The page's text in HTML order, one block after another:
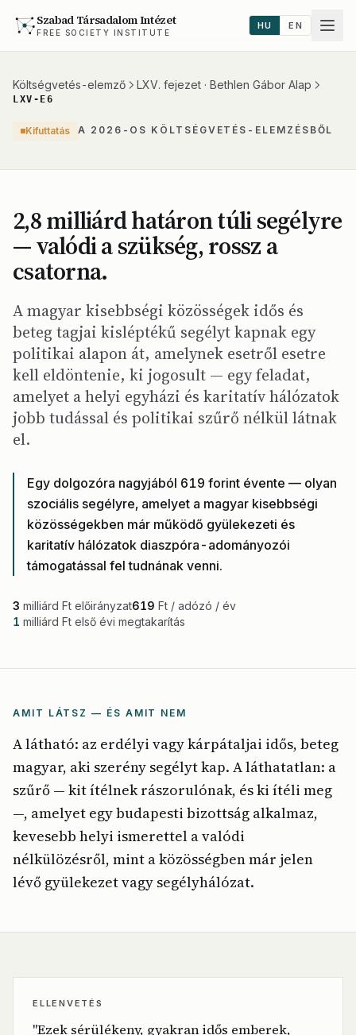
Szabad Társadalom Intézet
FREE SOCIETY INSTITUTE
HU EN
Költségvetés-elemző LXV. fejezet · Bethlen Gábor Alap
LXV-E6
Kifuttatás A 2026-OS KÖLTSÉGVETÉS-ELEMZÉSBŐL
2,8 milliárd határon túli segélyre
— valódi a szükség, rossz a
csatorna.
A magyar kisebbségi közösségek idős és
beteg tagjai kisléptékű segélyt kapnak egy
politikai alapon át, amelynek esetről esetre
kell eldöntenie, ki jogosult — egy feladat,
amelyet a helyi egyházi és karitatív hálózatok
jobb tudással és politikai szűrő nélkül látnak
el.
Egy dolgozóra nagyjából 619 forint évente — olyan
szociális segélyre, amelyet a magyar kisebbségi
közösségekben már működő gyülekezeti és
karitatív hálózatok diaszpóra-adományozói
támogatással fel tudnának venni.
3 milliárd Ft előirányzat619 Ft / adózó / év
1 milliárd Ft első évi megtakarítás
AMIT LÁTSZ — ÉS AMIT NEM
A látható: az erdélyi vagy kárpátaljai idős, beteg
magyar, aki szerény segélyt kap. A láthatatlan: a
szűrő — kit ítélnek rászorulónak, és ki ítéli meg
—, amelyet egy budapesti bizottság alkalmaz,
kevesebb helyi ismerettel a valódi
nélkülözésről, mint a közösségben már jelen
lévő gyülekezet vagy segélyhálózat.
ELLENVETÉS
"Ezek sérülékeny, gyakran idős emberek,